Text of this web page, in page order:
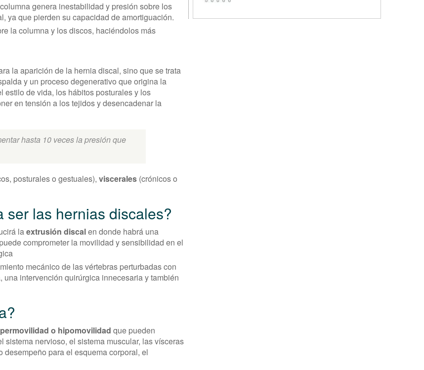
genera inestabilidad y presión sobre los
ya que pierden su capacidad de amortiguación.
la columna y los discos, haciéndolos más
la aparición de la hernia discal, sino que se trata
y un proceso degenerativo que origina la
de vida, los hábitos posturales y los
en tensión a los tejidos y desencadenar la
hasta 10 veces la presión que
posturales o gestuales), viscerales (crónicos o
ser las hernias discales?
laextrusión discalen donde habrá una
comprometer la movilidad y sensibilidad en el
mecánico de las vértebras perturbadas con
intervención quirúrgica innecesaria y también
o hipomovilidad que pueden
nervioso, el sistema muscular, las vísceras
desempeño para el esquema corporal, el